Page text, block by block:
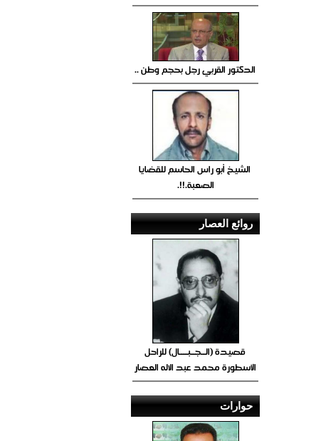
الدكتور القربي رجل بحجم وطن ..
الشيخ أبو راس الحاسم للقضايا
الصعبة.!!.
روائع العصار
قصيدة (الــجــبــــال) للراحل
الأسطورة محمد عبد الاله العصار
حوارات